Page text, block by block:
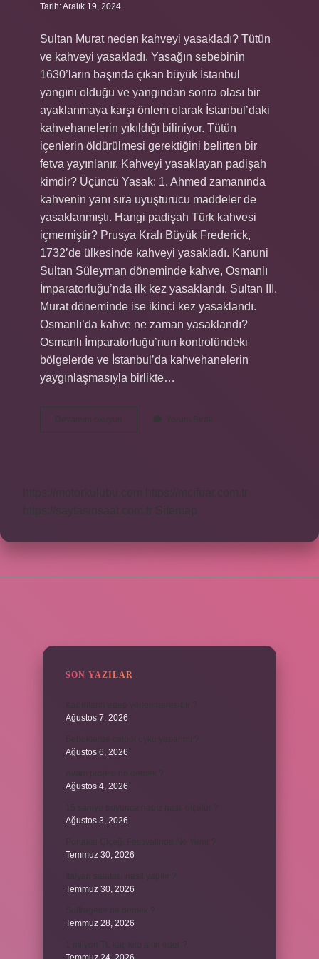
Tarih: Aralık 19, 2024
Sultan Murat neden kahveyi yasakladı? Tütün
ve kahveyi yasakladı. Yasağın sebebinin
1630’ların başında çıkan büyük İstanbul
yangını olduğu ve yangından sonra olası bir
ayaklanmaya karşı önlem olarak İstanbul’daki
kahvehanelerin yıkıldığı biliniyor. Tütün
içenlerin öldürülmesi gerektiğini belirten bir
fetva yayınlanır. Kahveyi yasaklayan padişah
kimdir? Üçüncü Yasak: 1. Ahmed zamanında
kahvenin yanı sıra uyuşturucu maddeler de
yasaklanmıştı. Hangi padişah Türk kahvesi
içmemiştir? Prusya Kralı Büyük Frederick,
1732’de ülkesinde kahveyi yasakladı. Kanuni
Sultan Süleyman döneminde kahve, Osmanlı
İmparatorluğu’nda ilk kez yasaklandı. Sultan III.
Murat döneminde ise ikinci kez yasaklandı.
Osmanlı’da kahve ne zaman yasaklandı?
Osmanlı İmparatorluğu’nun kontrolündeki
bölgelerde ve İstanbul’da kahvehanelerin
yaygınlaşmasıyla birlikte…
Devamını okuyun
Içmeyi
Yorum Bırak
https://motorkulubu.com
https://mcifuar.com.tr
https://saytasinsaat.com.tr
Sitemap
SON YAZILAR
Ağustos 7, 2026
Ağustos 6, 2026
Ağustos 4, 2026
Ağustos 3, 2026
Temmuz 30, 2026
Temmuz 30, 2026
Temmuz 28, 2026